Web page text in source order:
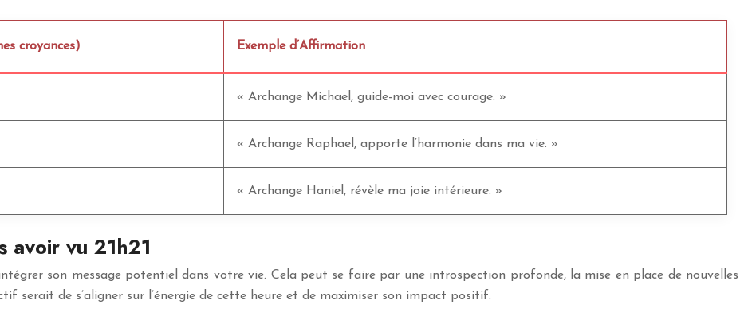
croyances) Exemple d’Affirmation
« Archange Michael, guide-moi avec courage. »
« Archange Raphael, apporte l’harmonie dans ma vie. »
« Archange Haniel, révèle ma joie intérieure. »
avoir vu 21h21
son message potentiel dans votre vie. Cela peut se faire par une introspection profonde, la mise en place de nouvelles
serait de s’aligner sur l’énergie de cette heure et de maximiser son impact positif.